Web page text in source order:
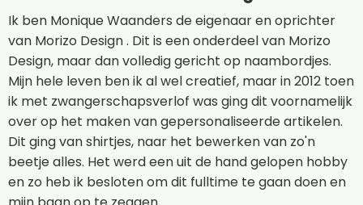
Ik ben Monique Waanders de eigenaar en oprichter
van Morizo Design . Dit is een onderdeel van Morizo
Design, maar dan volledig gericht op naambordjes.
Mijn hele leven ben ik al wel creatief, maar in 2012 toen
ik met zwangerschapsverlof was ging dit voornamelijk
over op het maken van gepersonaliseerde artikelen.
Dit ging van shirtjes, naar het bewerken van zo'n
beetje alles. Het werd een uit de hand gelopen hobby
en zo heb ik besloten om dit fulltime te gaan doen en